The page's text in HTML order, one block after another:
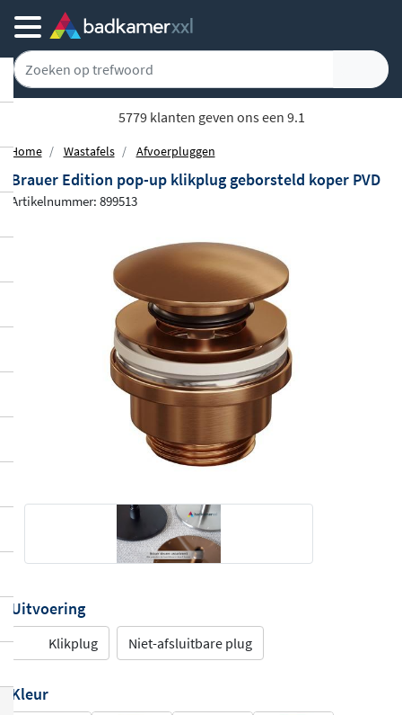
5779 klanten geven ons een 9.1
Home Wastafels Afvoerpluggen
Brauer Edition pop-up klikplug geborsteld koper PVD
Artikelnummer: 899513
Uitvoering
Klikplug Niet-afsluitbare plug
Kleur